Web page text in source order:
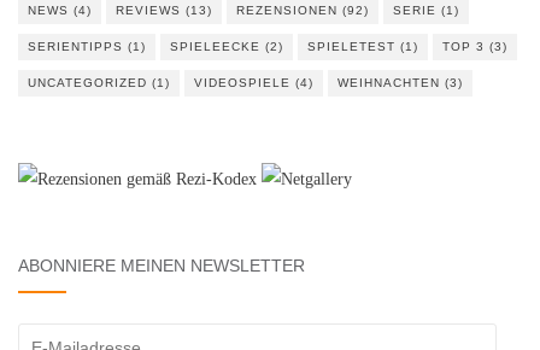
NEWS (4) REVIEWS (13) REZENSIONEN (92) SERIE (1)
SERIENTIPPS (1) SPIELEECKE (2) SPIELETEST (1) TOP 3 (3)
UNCATEGORIZED (1) VIDEOSPIELE (4) WEIHNACHTEN (3)
ABONNIERE MEINEN NEWSLETTER